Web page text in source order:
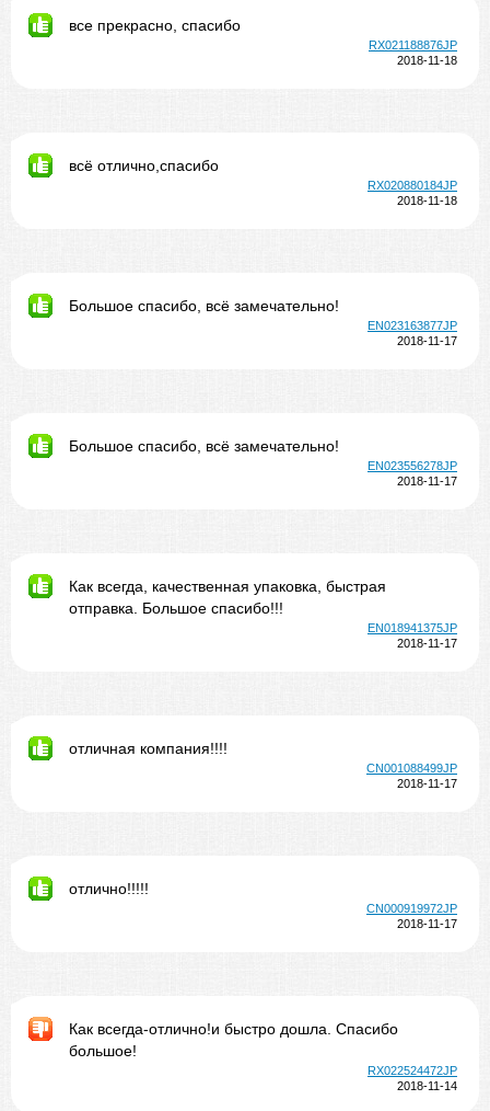
все прекрасно, спасибо
RX021188876JP
2018-11-18
всё отлично,спасибо
RX020880184JP
2018-11-18
Большое спасибо, всё замечательно!
EN023163877JP
2018-11-17
Большое спасибо, всё замечательно!
EN023556278JP
2018-11-17
Как всегда, качественная упаковка, быстрая
отправка. Большое спасибо!!!
EN018941375JP
2018-11-17
отличная компания!!!!
CN001088499JP
2018-11-17
отлично!!!!!
CN000919972JP
2018-11-17
Как всегда-отлично!и быстро дошла. Спасибо
большое!
RX022524472JP
2018-11-14